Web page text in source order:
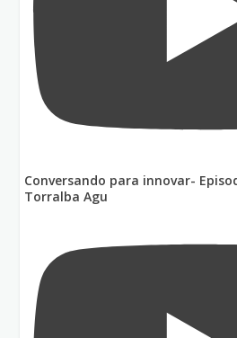
Conversando para innovar-
Torralba Agu